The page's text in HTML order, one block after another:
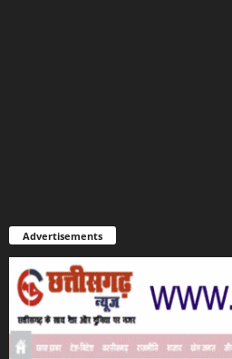
Advertisements